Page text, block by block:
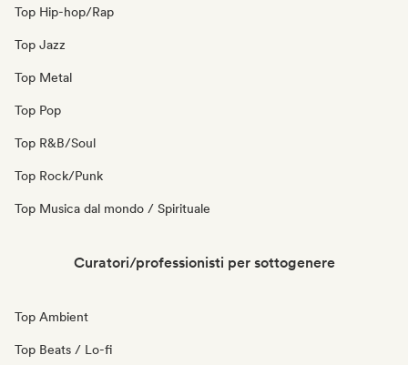
Top Hip-hop/Rap
Top Jazz
Top Metal
Top Pop
Top R&B/Soul
Top Rock/Punk
Top Musica dal mondo / Spirituale
Curatori/professionisti per sottogenere
Top Ambient
Top Beats / Lo-fi